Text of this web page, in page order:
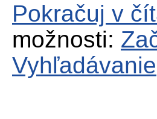
Pokračuj v
možnosti:
Vyhľadávanie